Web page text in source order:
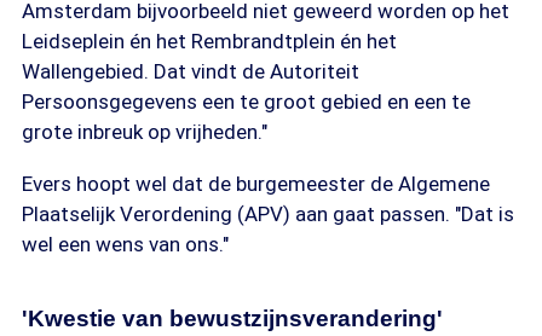
Amsterdam bijvoorbeeld niet geweerd worden op het
Leidseplein én het Rembrandtplein én het
Wallengebied. Dat vindt de Autoriteit
Persoonsgegevens een te groot gebied en een te
grote inbreuk op vrijheden."
Evers hoopt wel dat de burgemeester de Algemene
Plaatselijk Verordening (APV) aan gaat passen. "Dat is
wel een wens van ons."
'Kwestie van bewustzijnsverandering'